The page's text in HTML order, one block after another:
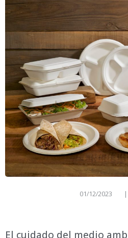
01/12/2023 |
El cuidado del medio